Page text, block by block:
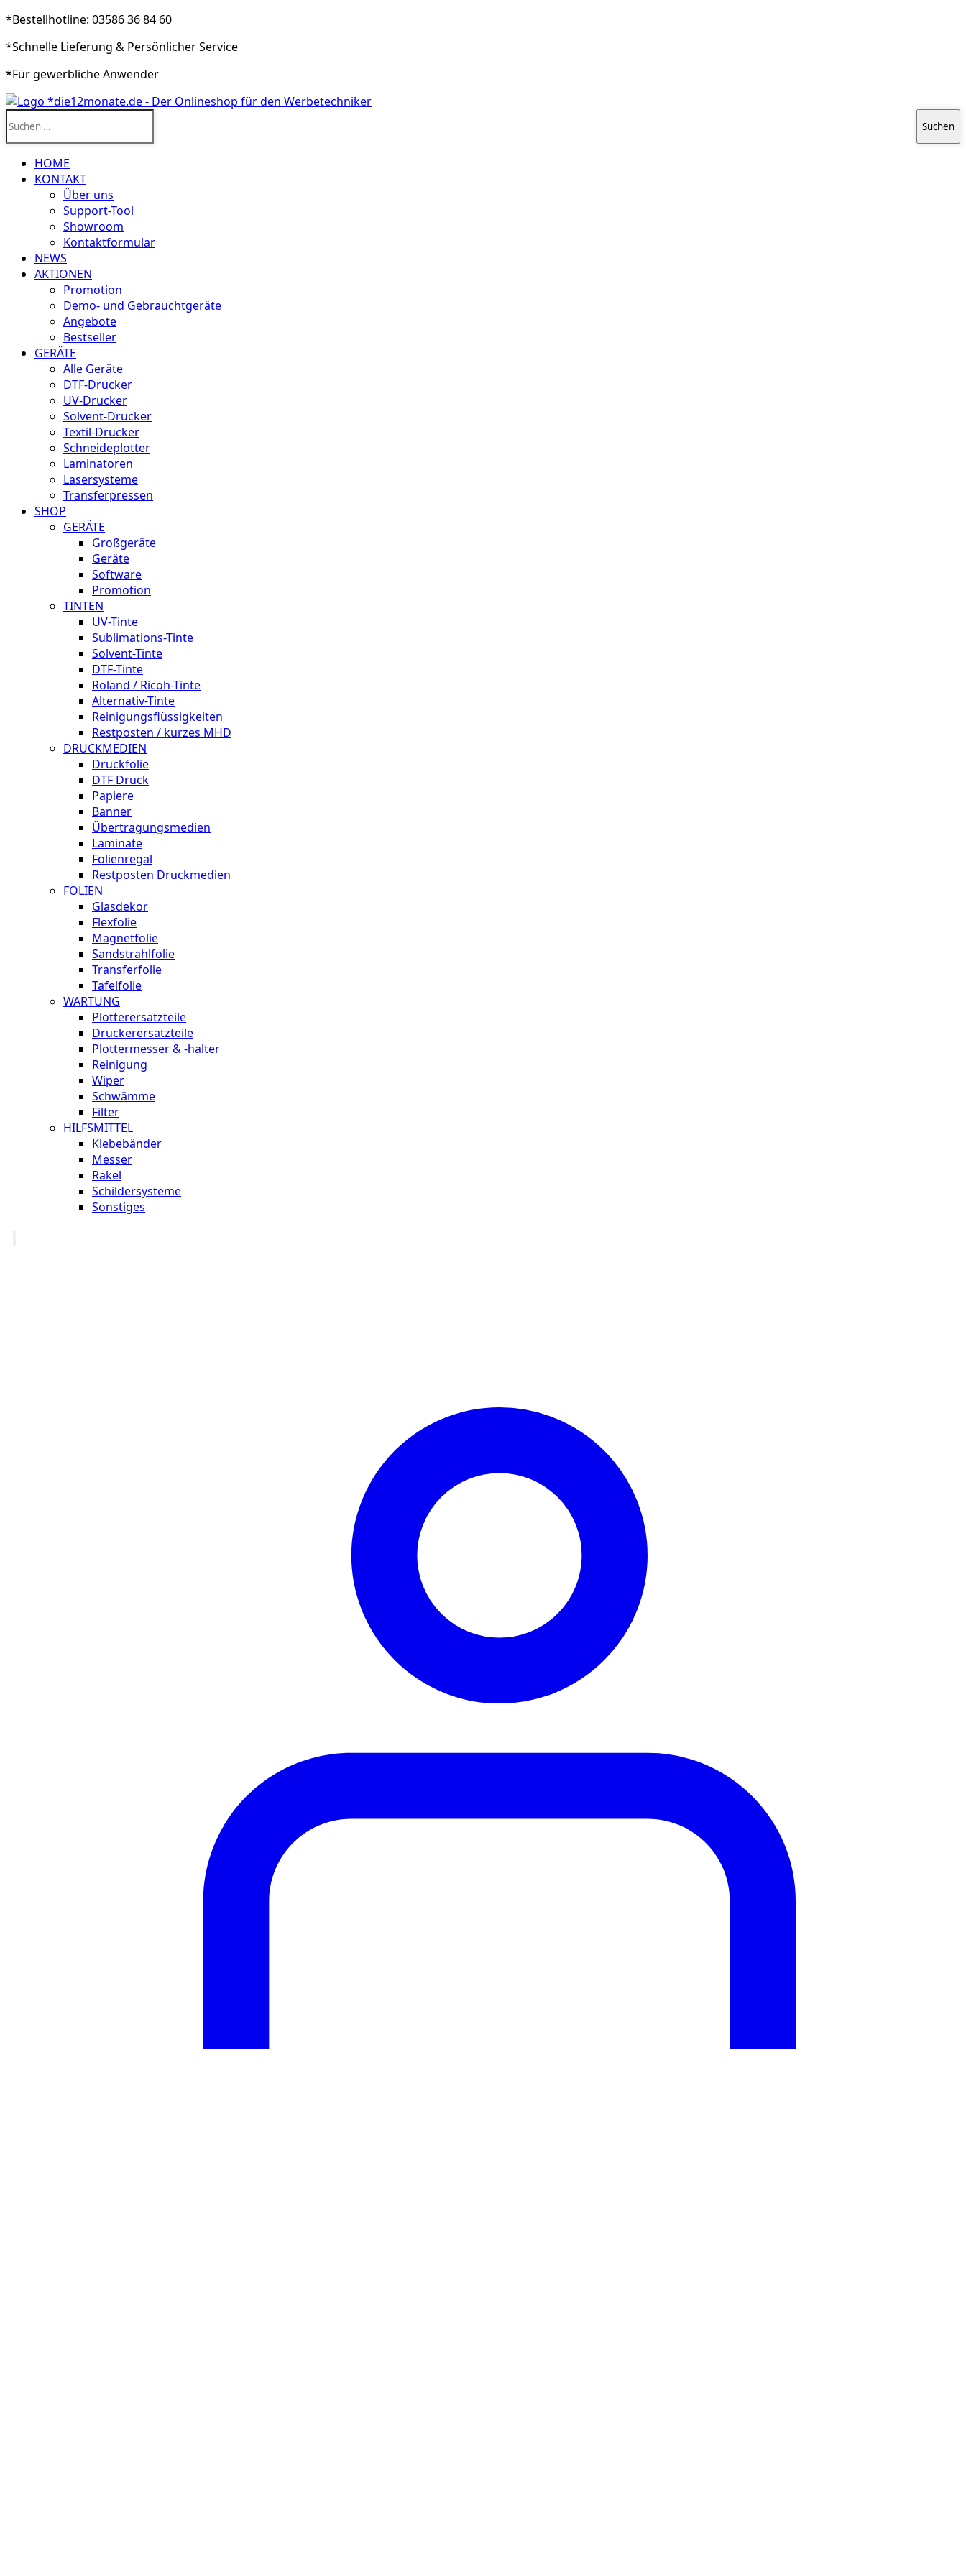
*Bestellhotline: 03586 36 84 60
*Schnelle Lieferung & Persönlicher Service
*Für gewerbliche Anwender
nach:
HOME
KONTAKT
Über uns
Support-Tool
Showroom
Kontaktformular
NEWS
AKTIONEN
Promotion
Demo- und Gebrauchtgeräte
Angebote
Bestseller
GERÄTE
Alle Geräte
DTF-Drucker
UV-Drucker
Solvent-Drucker
Textil-Drucker
Schneideplotter
Laminatoren
Lasersysteme
Transferpressen
SHOP
GERÄTE
Großgeräte
Geräte
Software
Promotion
TINTEN
UV-Tinte
Sublimations-Tinte
Solvent-Tinte
DTF-Tinte
Roland / Ricoh-Tinte
Alternativ-Tinte
Reinigungsflüssigkeiten
Restposten / kurzes MHD
DRUCKMEDIEN
Druckfolie
DTF Druck
Papiere
Banner
Übertragungsmedien
Laminate
Folienregal
Restposten Druckmedien
FOLIEN
Glasdekor
Flexfolie
Magnetfolie
Sandstrahlfolie
Transferfolie
Tafelfolie
WARTUNG
Plotterersatzteile
Druckerersatzteile
Plottermesser & -halter
Reinigung
Wiper
Schwämme
Filter
HILFSMITTEL
Klebebänder
Messer
Rakel
Schildersysteme
Sonstiges